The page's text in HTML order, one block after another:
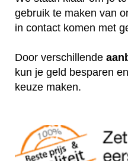
gebruik te maken van
in contact komen met
Door verschillende
kun je geld besparen
keuze maken.